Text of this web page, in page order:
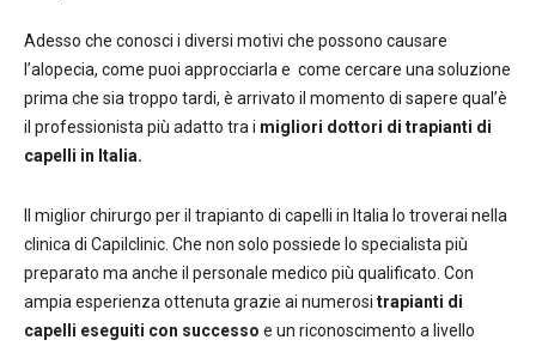
Adesso che conosci i diversi motivi che possono causare
l’alopecia, come puoi approcciarla e come cercare una soluzione
prima che sia troppo tardi, è arrivato il momento di sapere qual’è
il professionista più adatto tra i migliori dottori di trapianti di
capelli in Italia.
Il miglior chirurgo per il trapianto di capelli in Italia lo troverai nella
clinica di Capilclinic. Che non solo possiede lo specialista più
preparato ma anche il personale medico più qualificato. Con
ampia esperienza ottenuta grazie ai numerosi trapianti di
capelli eseguiti con successo e un riconoscimento a livello